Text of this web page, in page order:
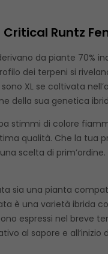
Runtz
da piante
dei terpeni si
XL se coltivata
della sua genetica
stimmi di colore
qualità. Che la tua
scelta di
sia una pianta
è una varietà ibrida
espressi nel breve
al sapore e